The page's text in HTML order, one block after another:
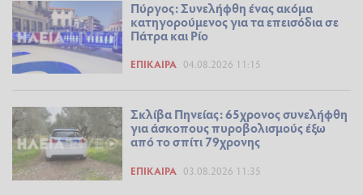
Πύργος: Συνελήφθη ένας ακόμα
κατηγορούμενος για τα επεισόδια σε
Πάτρα και Ρίο
ΕΠΊΚΑΙΡΑ 04.08.2026 11:15
Σκλίβα Πηνείας: 65χρονος συνελήφθη
για άσκοπους πυροβολισμούς έξω
από το σπίτι 79χρονης
ΕΠΊΚΑΙΡΑ 03.08.2026 11:35